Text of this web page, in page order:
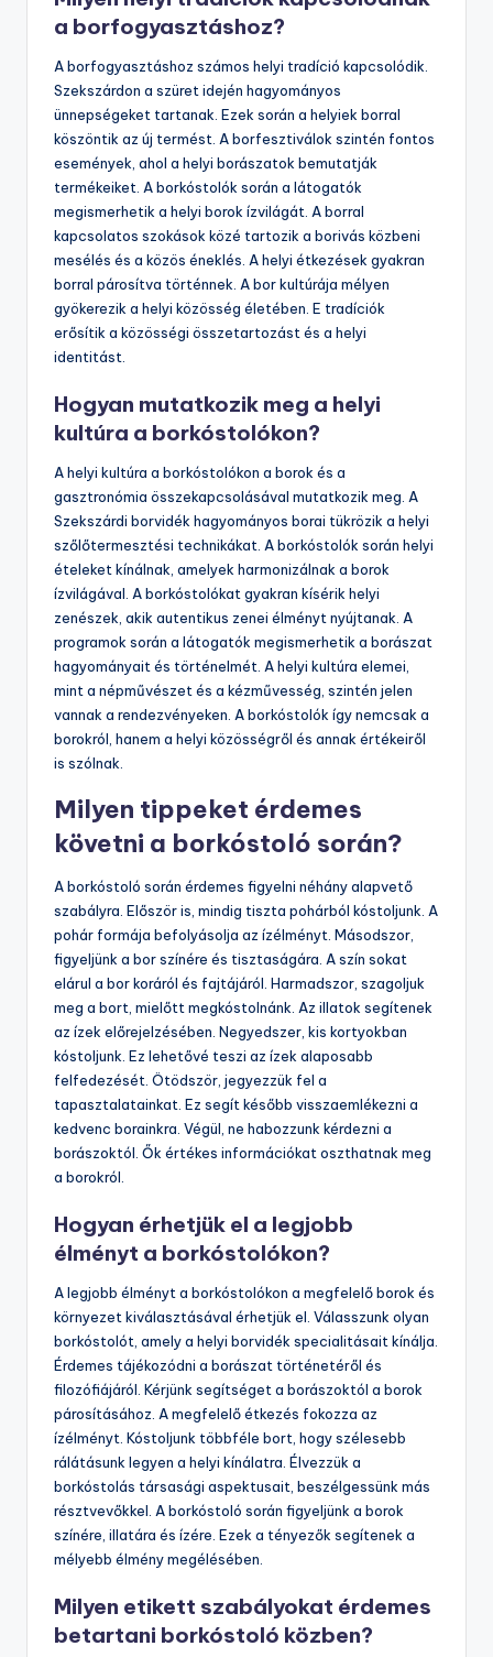
a borfogyasztáshoz?
A borfogyasztáshoz számos helyi tradíció kapcsolódik.
Szekszárdon a szüret idején hagyományos
ünnepségeket tartanak. Ezek során a helyiek borral
köszöntik az új termést. A borfesztiválok szintén fontos
események, ahol a helyi borászatok bemutatják
termékeiket. A borkóstolók során a látogatók
megismerhetik a helyi borok ízvilágát. A borral
kapcsolatos szokások közé tartozik a borivás közbeni
mesélés és a közös éneklés. A helyi étkezések gyakran
borral párosítva történnek. A bor kultúrája mélyen
gyökerezik a helyi közösség életében. E tradíciók
erősítik a közösségi összetartozást és a helyi
identitást.
Hogyan mutatkozik meg a helyi
kultúra a borkóstolókon?
A helyi kultúra a borkóstolókon a borok és a
gasztronómia összekapcsolásával mutatkozik meg. A
Szekszárdi borvidék hagyományos borai tükrözik a helyi
szőlőtermesztési technikákat. A borkóstolók során helyi
ételeket kínálnak, amelyek harmonizálnak a borok
ízvilágával. A borkóstolókat gyakran kísérik helyi
zenészek, akik autentikus zenei élményt nyújtanak. A
programok során a látogatók megismerhetik a borászat
hagyományait és történelmét. A helyi kultúra elemei,
mint a népművészet és a kézművesség, szintén jelen
vannak a rendezvényeken. A borkóstolók így nemcsak a
borokról, hanem a helyi közösségről és annak értékeiről
is szólnak.
Milyen tippeket érdemes
követni a borkóstoló során?
A borkóstoló során érdemes figyelni néhány alapvető
szabályra. Először is, mindig tiszta pohárból kóstoljunk. A
pohár formája befolyásolja az ízélményt. Másodszor,
figyeljünk a bor színére és tisztaságára. A szín sokat
elárul a bor koráról és fajtájáról. Harmadszor, szagoljuk
meg a bort, mielőtt megkóstolnánk. Az illatok segítenek
az ízek előrejelzésében. Negyedszer, kis kortyokban
kóstoljunk. Ez lehetővé teszi az ízek alaposabb
felfedezését. Ötödször, jegyezzük fel a
tapasztalatainkat. Ez segít később visszaemlékezni a
kedvenc borainkra. Végül, ne habozzunk kérdezni a
borászoktól. Ők értékes információkat oszthatnak meg
a borokról.
Hogyan érhetjük el a legjobb
élményt a borkóstolókon?
A legjobb élményt a borkóstolókon a megfelelő borok és
környezet kiválasztásával érhetjük el. Válasszunk olyan
borkóstolót, amely a helyi borvidék specialitásait kínálja.
Érdemes tájékozódni a borászat történetéről és
filozófiájáról. Kérjünk segítséget a borászoktól a borok
párosításához. A megfelelő étkezés fokozza az
ízélményt. Kóstoljunk többféle bort, hogy szélesebb
rálátásunk legyen a helyi kínálatra. Élvezzük a
borkóstolás társasági aspektusait, beszélgessünk más
résztvevőkkel. A borkóstoló során figyeljünk a borok
színére, illatára és ízére. Ezek a tényezők segítenek a
mélyebb élmény megélésében.
Milyen etikett szabályokat érdemes
betartani borkóstoló közben?